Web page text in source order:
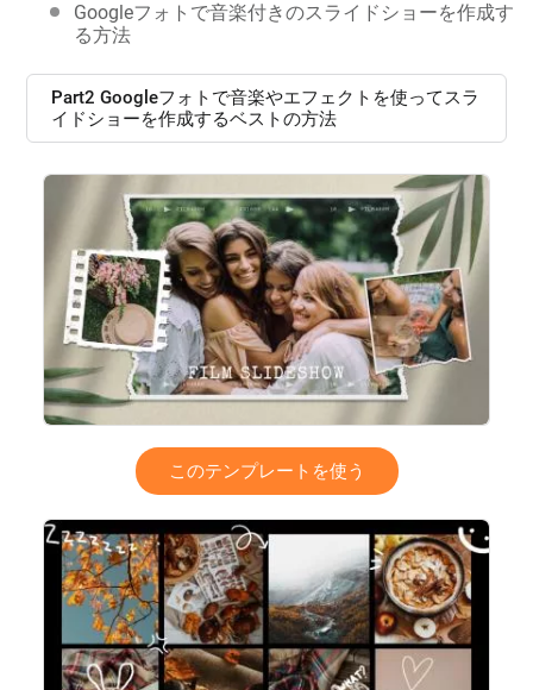
Googleフォトで音楽付きのスライドショーを作成す
る方法
Part2 Googleフォトで音楽やエフェクトを使ってスラ
イドショーを作成するベストの方法
このテンプレートを使う